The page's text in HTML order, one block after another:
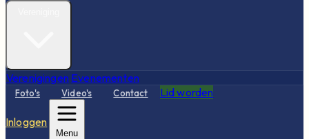
Verenigingen Evenementen
Foto's Video's Contact Lid worden
Inloggen
Menu